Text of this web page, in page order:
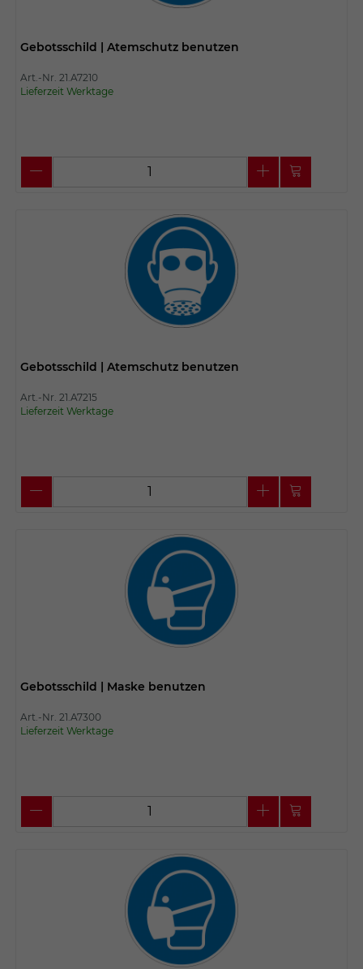
Gebotsschild | Atemschutz benutzen
Art.-Nr. 21.A7210
Lieferzeit Werktage
Gebotsschild | Atemschutz benutzen
Art.-Nr. 21.A7215
Lieferzeit Werktage
Gebotsschild | Maske benutzen
Art.-Nr. 21.A7300
Lieferzeit Werktage